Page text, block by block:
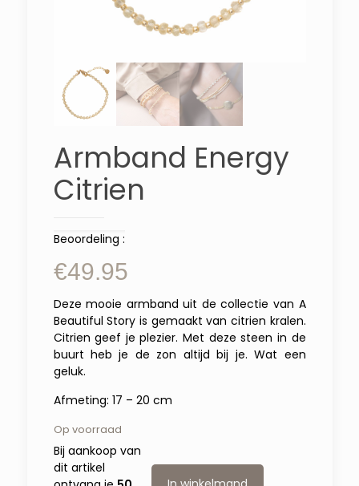
Armband Energy
Citrien
Beoordeling :
€49.95
Deze mooie armband uit de collectie van A
Beautiful Story is gemaakt van citrien kralen.
Citrien geef je plezier. Met deze steen in de
buurt heb je de zon altijd bij je. Wat een
geluk.
Afmeting: 17 – 20 cm
Op voorraad
Bij aankoop van
dit artikel